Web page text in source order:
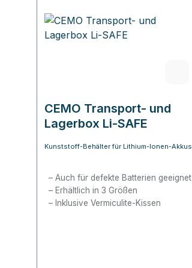
CEMO Transport- und
Lagerbox Li-SAFE
Kunststoff-Behälter für Lithium-Ionen-Akkus
Auch für defekte Batterien geeignet
Erhältlich in 3 Größen
Inklusive Vermiculite-Kissen